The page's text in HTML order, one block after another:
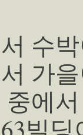
수
가
에